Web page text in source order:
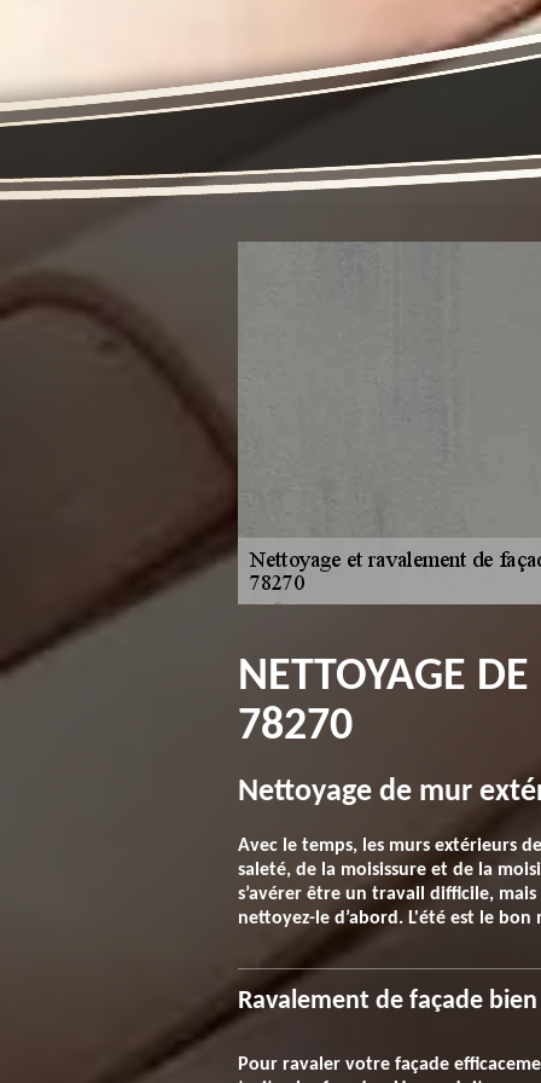
NETTOYAGE
78270
Nettoyage de mur
Avec le temps, les murs extérieurs
saleté, de la moisissure et de la
s’avérer être un travail difficile,
nettoyez-le d’abord. L'été est le
Ravalement de façade
Pour ravaler votre façade